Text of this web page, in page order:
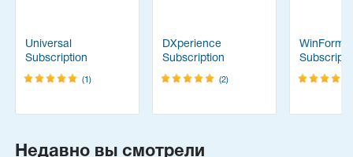
Universal
Subscription
(1)
DXperience
Subscription
(2)
WinForms
Недавно вы смотрели